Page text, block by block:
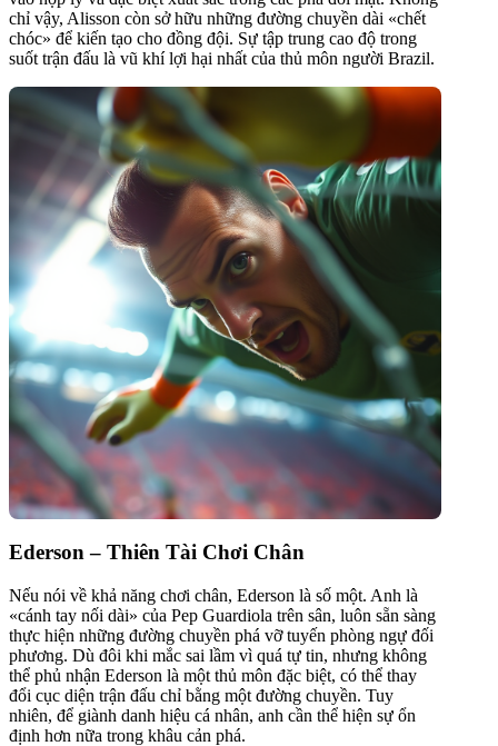
chỉ vậy, Alisson còn sở hữu những đường chuyền dài «chết
chóc» để kiến tạo cho đồng đội. Sự tập trung cao độ trong
suốt trận đấu là vũ khí lợi hại nhất của thủ môn người Brazil.
Ederson – Thiên Tài Chơi Chân
Nếu nói về khả năng chơi chân, Ederson là số một. Anh là
«cánh tay nối dài» của Pep Guardiola trên sân, luôn sẵn sàng
thực hiện những đường chuyền phá vỡ tuyến phòng ngự đối
phương. Dù đôi khi mắc sai lầm vì quá tự tin, nhưng không
thể phủ nhận Ederson là một thủ môn đặc biệt, có thể thay
đổi cục diện trận đấu chỉ bằng một đường chuyền. Tuy
nhiên, để giành danh hiệu cá nhân, anh cần thể hiện sự ổn
định hơn nữa trong khâu cản phá.